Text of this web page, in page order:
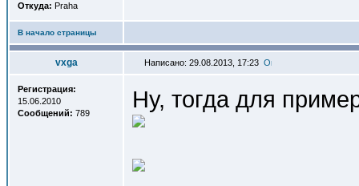
Откуда: Praha
В начало страницы
vxga Написано: 29.08.2013, 17:23
Регистрация:
15.06.2010
Сообщений: 789
Ну, тогда для